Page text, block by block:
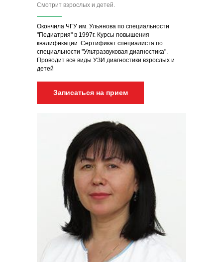
Смотрит взрослых и детей.
Окончила ЧГУ им. Ульянова по специальности
"Педиатрия" в 1997г. Курсы повышения
квалификации. Сертификат специалиста по
специальности "Ультразвуковая диагностика".
Проводит все виды УЗИ диагностики взрослых и
детей
Записаться на прием